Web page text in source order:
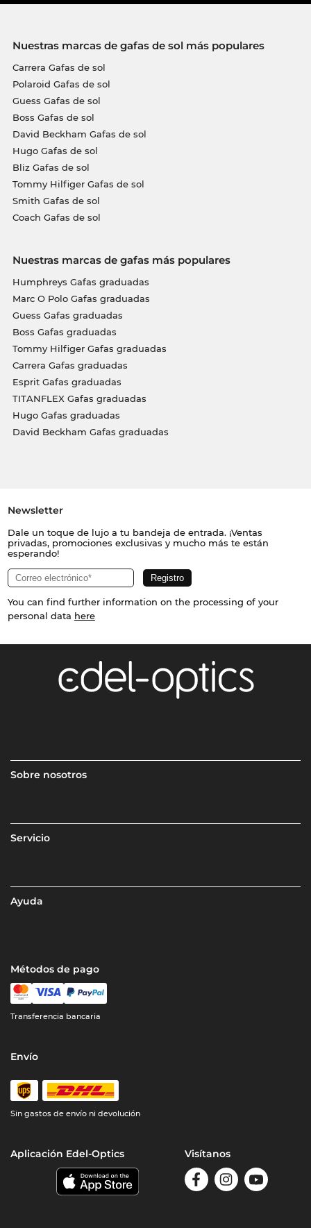
Nuestras marcas de gafas de sol más populares
Carrera Gafas de sol
Polaroid Gafas de sol
Guess Gafas de sol
Boss Gafas de sol
David Beckham Gafas de sol
Hugo Gafas de sol
Bliz Gafas de sol
Tommy Hilfiger Gafas de sol
Smith Gafas de sol
Coach Gafas de sol
Nuestras marcas de gafas más populares
Humphreys Gafas graduadas
Marc O Polo Gafas graduadas
Guess Gafas graduadas
Boss Gafas graduadas
Tommy Hilfiger Gafas graduadas
Carrera Gafas graduadas
Esprit Gafas graduadas
TITANFLEX Gafas graduadas
Hugo Gafas graduadas
David Beckham Gafas graduadas
Newsletter
Dale un toque de lujo a tu bandeja de entrada. ¡Ventas
privadas, promociones exclusivas y mucho más te están
esperando!
You can find further information on the processing of your
personal data here
Sobre nosotros
Servicio
Ayuda
Métodos de pago
Transferencia bancaria
Envío
Sin gastos de envío ni devolución
Aplicación Edel-Optics Visítanos